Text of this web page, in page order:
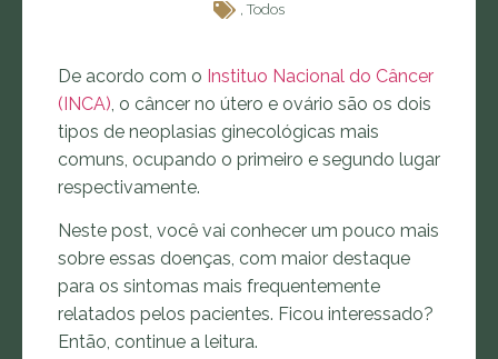
, Todos
De acordo com o Instituo Nacional do Câncer
(INCA), o câncer no útero e ovário são os dois
tipos de neoplasias ginecológicas mais
comuns, ocupando o primeiro e segundo lugar
respectivamente.
Neste post, você vai conhecer um pouco mais
sobre essas doenças, com maior destaque
para os sintomas mais frequentemente
relatados pelos pacientes. Ficou interessado?
Então, continue a leitura.